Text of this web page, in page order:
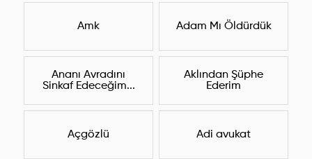
Amk Adam Mı Öldürdük
Ananı Avradını
Sinkaf Edeceğim...
Aklından Şüphe
Ederim
Açgözlü Adi avukat